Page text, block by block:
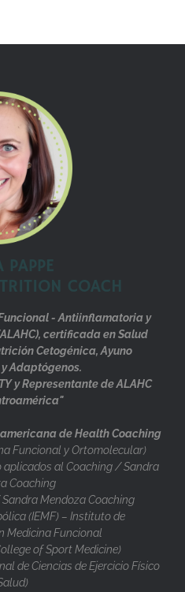
PAPPE
COACH
- Antiinflamatoria y
certificada en Salud
Cetogénica, Ayuno
Adaptógenos.
y Representante de ALAHC
de Health Coaching
Funcional y Ortomolecular)
aplicados al Coaching / Sandra
Coaching
Mendoza Coaching
(IEMF) – Instituto de
Medicina Funcional
of Sport Medicine)
de Ciencias de Ejercicio Físico